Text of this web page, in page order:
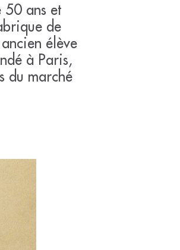
50 ans et
de
élève
à Paris,
du marché